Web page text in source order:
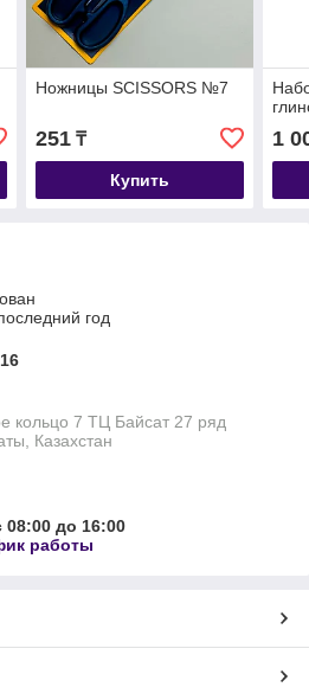
Ножницы SCISSORS №7
251₸
Купить
1
год
кольцо 7 ТЦ Байсат 27 ряд
Казахстан
08:00 до 16:00
работы